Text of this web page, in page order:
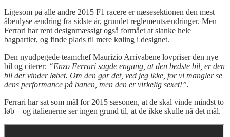
Ligesom på alle andre 2015 F1 racere er næsesektionen den mest
åbenlyse ændring fra sidste år, grundet reglementsændringer. Men
Ferrari har rent designmæssigt også formået at slanke hele
bagpartiet, og finde plads til mere køling i designet.
Den nyudpegede teamchef Maurizio Arrivabene lovpriser den nye
bil og citerer; “Enzo Ferrari sagde engang, at den bedste bil, er den
bil der vinder løbet. Om den gør det, ved jeg ikke, for vi mangler se
dens performance på banen, men den er virkelig sexet!”.
Ferrari har sat som mål for 2015 sæsonen, at de skal vinde mindst to
løb – og italienerne ser ingen grund til, at de ikke skulle nå det mål.